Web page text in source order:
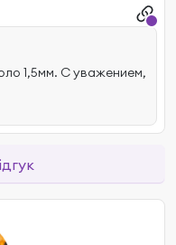
1,5мм. С уважением,